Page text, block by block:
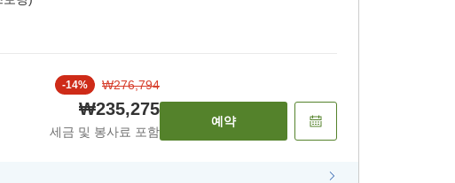
-14% ₩276,794
₩235,275
세금 및 봉사료 포함
예약